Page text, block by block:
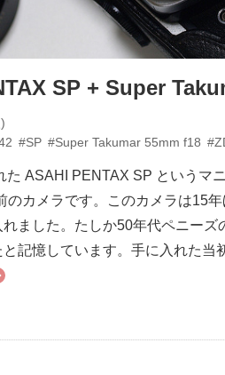
SP + Super
#SP #Super Takumar 55mm f18
た ASAHI PENTAX SP というマ
のカメラです。このカメラは15
ました。たしか50年代ペニーズ
記憶しています。手に入れた当